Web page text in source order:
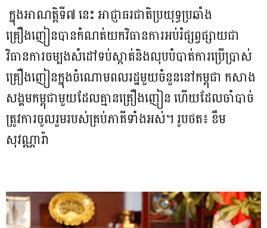
ក្នុងអាណត្តិទី៧ នេះ អាជ្ញាធរជាតិប្រយុទ្ធប្រឆាំង
គ្រឿងញៀនបានកំណត់យកវិធានការអប់រំផ្សព្វផ្សាយជា
វិធានការចម្បងសំដៅទប់ស្កាត់និងលុបបំបាត់ការប្រើប្រាស់
គ្រឿងញៀនក្នុងចំណោមពលរដ្ឋមួយចំនួននៅកម្ពុជា កសាង
សង្គមកម្ពុជាមួយដែលគ្មានគ្រឿងញៀន ហើយដែលចាំបាច់
ត្រូវការចូលរួមរបស់គ្រប់ភាគីទាំងអស់។ រូបថត៖ ខឹម
សុវណ្ណារ៉ា